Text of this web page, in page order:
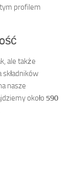
profilem
ale także
nasze
około 590